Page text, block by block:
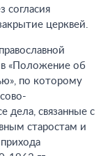
согласия
церквей.
«Положение об
по которому
дела, связанные с
старостам и